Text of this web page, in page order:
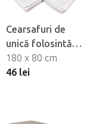
Cearsafuri de
unică folosintă
impermeabile
Fabulo, 10 buc
180 x 80 cm
46 lei